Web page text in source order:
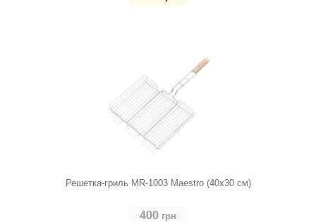
Решетка-гриль MR-1003 Maestro (40х30 см)
400 грн